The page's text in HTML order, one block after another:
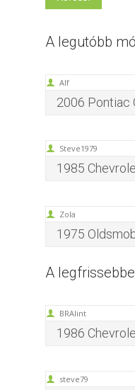
A legutóbb
Alf
2006 Pontiac
Steve1979
1985
Zola
1975
A
BRAlint
1986
steve79